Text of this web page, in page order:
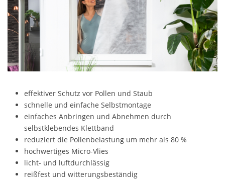
effektiver Schutz vor Pollen und Staub
schnelle und einfache Selbstmontage
einfaches Anbringen und Abnehmen durch
selbstklebendes Klettband
reduziert die Pollenbelastung um mehr als 80 %
hochwertiges Micro-Vlies
licht- und luftdurchlässig
reißfest und witterungsbeständig